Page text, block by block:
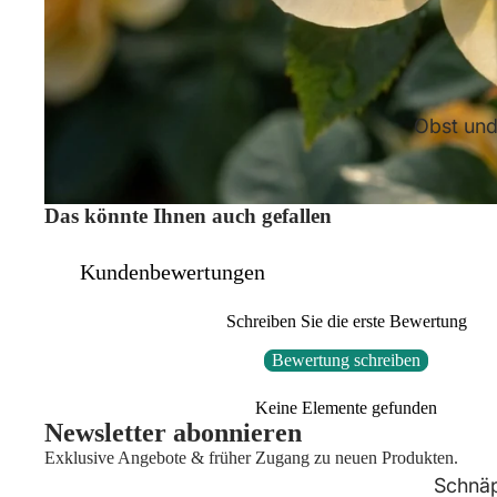
Obst
Das könnte Ihnen auch gefallen
Kundenbewertungen
Schreiben Sie die erste Bewertung
Bewertung schreiben
Keine Elemente gefunden
Newsletter abonnieren
Exklusive Angebote & früher Zugang zu neuen Produkten.